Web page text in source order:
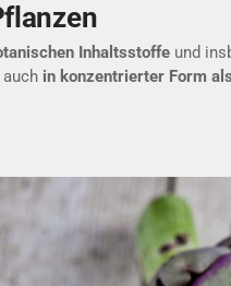
Inhaltsstoffeund
in konzentrierter Form